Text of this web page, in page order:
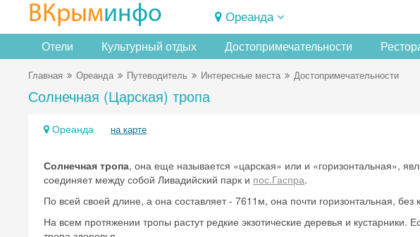
ВКрыминфо Ореанда
Отели Культурный отдых Достопримечательности
Главная Ореанда Путеводитель Интересные места Достопримечательности
Солнечная (Царская) тропа
Ореанда на карте
Солнечная тропа, она еще называется «царская» или и «горизонтальная»,
соединяет между собой Ливадийский парк и пос.Гаспра.
По всей своей длине, а она составляет - 7611м, она почти горизонтальная,
На всем протяжении тропы растут редкие экзотические деревья и